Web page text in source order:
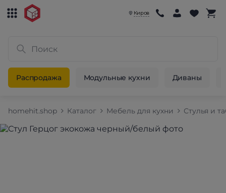
Киров
Распродажа Модульные кухни Диваны
homehit.shop Каталог Мебель для кухни Стулья и